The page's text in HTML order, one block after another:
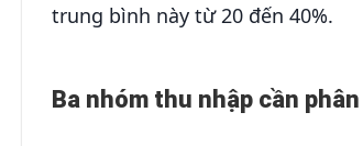
trung bình này từ 20 đến 40%.
Ba nhóm thu nhập cần